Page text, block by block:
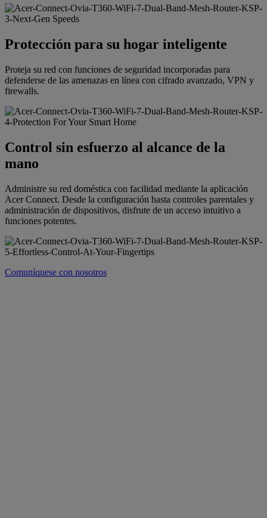
Protección para su hogar inteligente
Proteja su red con funciones de seguridad incorporadas para
defenderse de las amenazas en línea con cifrado avanzado, VPN y
firewalls.
Control sin esfuerzo al alcance de la
mano
Administre su red doméstica con facilidad mediante la aplicación
Acer Connect. Desde la configuración hasta controles parentales y
administración de dispositivos, disfrute de un acceso intuitivo a
funciones potentes.
Comuníquese con nosotros